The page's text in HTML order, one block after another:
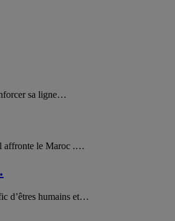
sa ligne…
affronte le Maroc .…
d’êtres humains et…